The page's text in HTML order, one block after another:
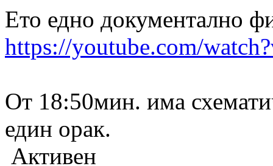
Ето едно документално
https://youtube.com/
От 18:50мин. има
един орак.
Активен